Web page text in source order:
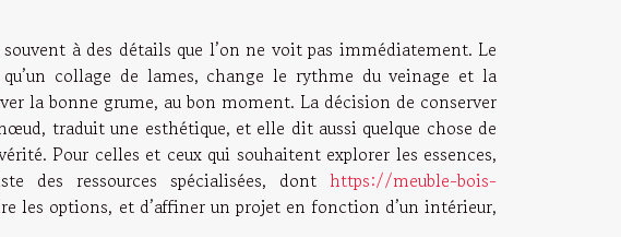
à des détails que l’on ne voit pas immédiatement. Le
collage de lames, change le rythme du veinage et la
la bonne grume, au bon moment. La décision de conserver
traduit une esthétique, et elle dit aussi quelque chose de
Pour celles et ceux qui souhaitent explorer les essences,
des ressources spécialisées, dont https://meuble-bois-
les options, et d’affiner un projet en fonction d’un intérieur,